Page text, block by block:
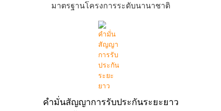
มาตรฐานโครงการระดับนานาชาติ
คำมั่นสัญญาการรับประกันระยะยาว